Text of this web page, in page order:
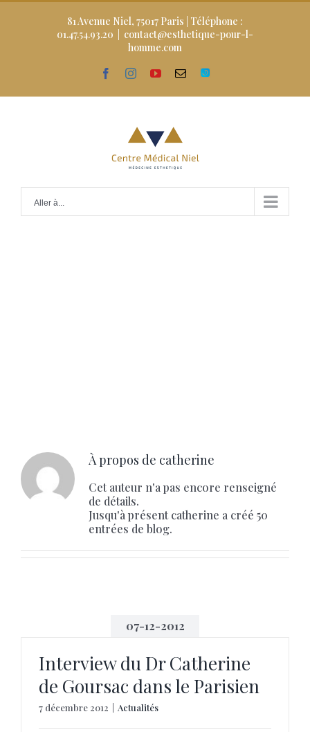
Skip
81 Avenue Niel, 75017 Paris | Téléphone :
01.47.54.93.20
contact@esthetique-pour-l-
homme.com
facebookinstagram
youtubeEmailDoctolib
Aller à...
À propos de catherine
Cet auteur n'a pas encore renseigné
de détails.
Jusqu'à présent catherine a créé 50
entrées de blog.
07-12-2012
Interview du Dr Catherine
de Goursac dans le Parisien
7 décembre 2012 Actualités